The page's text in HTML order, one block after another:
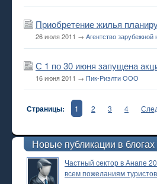
Приобретение жилья
26 июля 2011 → Агентство
С 1 по 30 июня запущена
16 июня 2011 → Пик-Риэлти ООО
Страницы: 1 2 3 4
Новые публикации в блогах
Частный сектор в Анапе
всем пожеланиям туристов